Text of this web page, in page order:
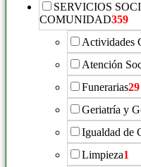
SERVICIOS
COMUNIDAD359
Actividades
Atención
Funerarias29
Geriatría y
Igualdad de
Limpieza1